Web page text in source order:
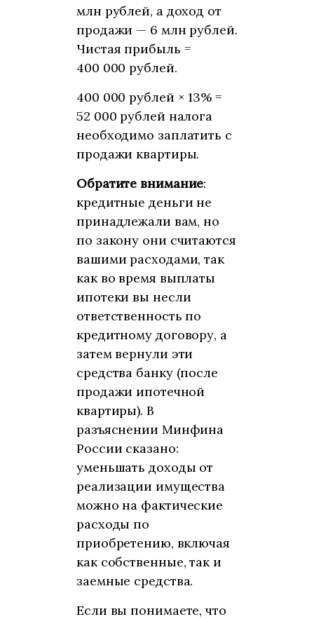
млн рублей, а доход от
продажи — 6 млн рублей.
Чистая прибыль =
400 000 рублей.
400 000 рублей × 13% =
52 000 рублей налога
необходимо заплатить с
продажи квартиры.
Обратите внимание:
кредитные деньги не
принадлежали вам, но
по закону они считаются
вашими расходами, так
как во время выплаты
ипотеки вы несли
ответственность по
кредитному договору, а
затем вернули эти
средства банку (после
продажи ипотечной
квартиры). В
разъяснении Минфина
России сказано:
уменьшать доходы от
реализации имущества
можно на фактические
расходы по
приобретению, включая
как собственные, так и
заемные средства.
Если вы понимаете, что